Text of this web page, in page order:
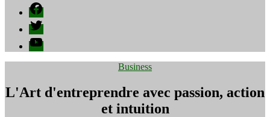
Facebook
Twitter
YouTube
Catégories
Business
L'Art d'entreprendre avec passion, action
et intuition